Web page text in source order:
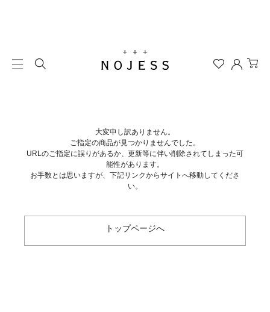
大変申し訳ありません。
ご指定の商品が見つかりませんでした。
URLのご指定に誤りがあるか、更新等に伴い削除されてしまった可
能性があります。
お手数とは思いますが、下記リンクからサイトへ移動してくださ
い。
トップページへ